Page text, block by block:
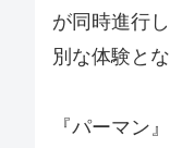
が同時進行
別な体験と
『パーマン